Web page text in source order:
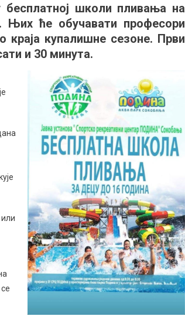
школи пливања на
Њих ће обучавати професори
купалишне сезоне. Први
и 30 минута.